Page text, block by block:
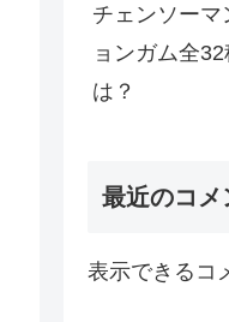
チェンソーマ
ョンガム全
は？
最近のコメ
表示できるコ